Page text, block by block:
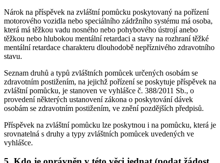
Nárok na příspěvek na zvláštní pomůcku poskytovaný na pořízení
motorového vozidla nebo speciálního zádržního systému má osoba,
která má těžkou vadu nosného nebo pohybového ústrojí anebo
těžkou nebo hlubokou mentální retardaci a stavy na rozhraní těžké
mentální retardace charakteru dlouhodobě nepříznivého zdravotního
stavu.
Seznam druhů a typů zvláštních pomůcek určených osobám se
zdravotním postižením, na jejichž pořízení se poskytuje příspěvek na
zvláštní pomůcku, je stanoven ve vyhlášce č. 388/2011 Sb., o
provedení některých ustanovení zákona o poskytování dávek
osobám se zdravotním postižením, ve znění pozdějších předpisů.
Příspěvek na zvláštní pomůcku lze poskytnou i na pomůcku, která je
srovnatelná s druhy a typy zvláštních pomůcek uvedených ve
vyhlášce.